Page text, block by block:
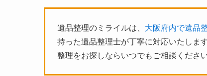
遺品整理のミライルは、 大阪府内で遺品
持った遺品整理士が丁寧に対応いたしま
整理をお探しならいつでもご相談ください